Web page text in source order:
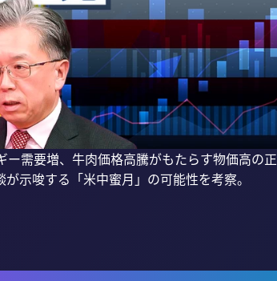
需要増、牛肉価格高騰がもたらす物価高の正
示唆する「米中蜜月」の可能性を考察。